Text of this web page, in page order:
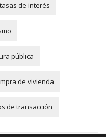
tasas de interés
pública
de vivienda
de transacción